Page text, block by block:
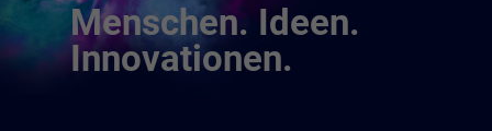
Menschen. Ideen.
Innovationen.